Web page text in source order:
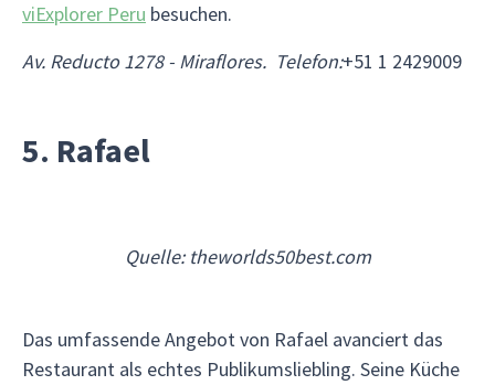
viExplorer Peru besuchen.
Av. Reducto 1278 - Miraflores. Telefon:+51 1 2429009
5. Rafael
Quelle: theworlds50best.com
Das umfassende Angebot von Rafael avanciert das
Restaurant als echtes Publikumsliebling. Seine Küche